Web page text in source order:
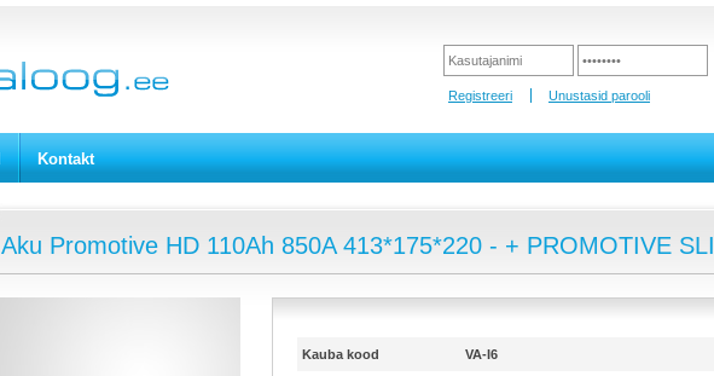
Registreeri Unustasid parooli
Kontakt
Aku Promotive HD 110Ah 850A 413*175*220 - + PROMOTIVE SLI
Kauba kood VA-I6